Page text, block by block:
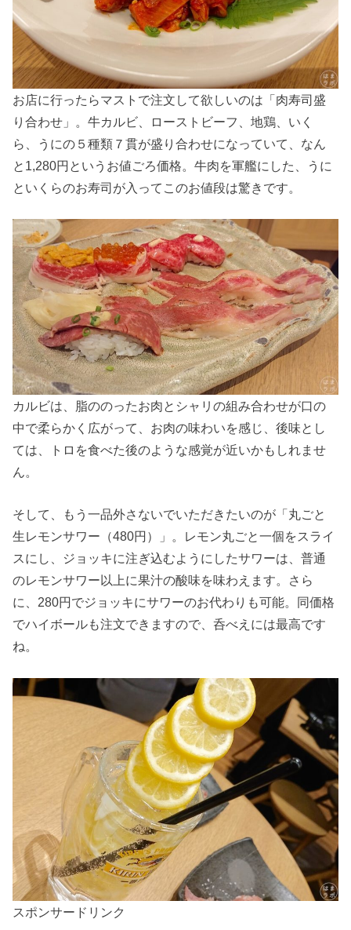
お店に行ったらマストで注文して欲しいのは「肉寿司盛
り合わせ」。牛カルビ、ローストビーフ、地鶏、いく
ら、うにの５種類７貫が盛り合わせになっていて、なん
と1,280円というお値ごろ価格。牛肉を軍艦にした、うに
といくらのお寿司が入ってこのお値段は驚きです。
カルビは、脂ののったお肉とシャリの組み合わせが口の
中で柔らかく広がって、お肉の味わいを感じ、後味とし
ては、トロを食べた後のような感覚が近いかもしれませ
ん。
そして、もう一品外さないでいただきたいのが「丸ごと
生レモンサワー（480円）」。レモン丸ごと一個をスライ
スにし、ジョッキに注ぎ込むようにしたサワーは、普通
のレモンサワー以上に果汁の酸味を味わえます。さら
に、280円でジョッキにサワーのお代わりも可能。同価格
でハイボールも注文できますので、呑べえには最高です
ね。
スポンサードリンク